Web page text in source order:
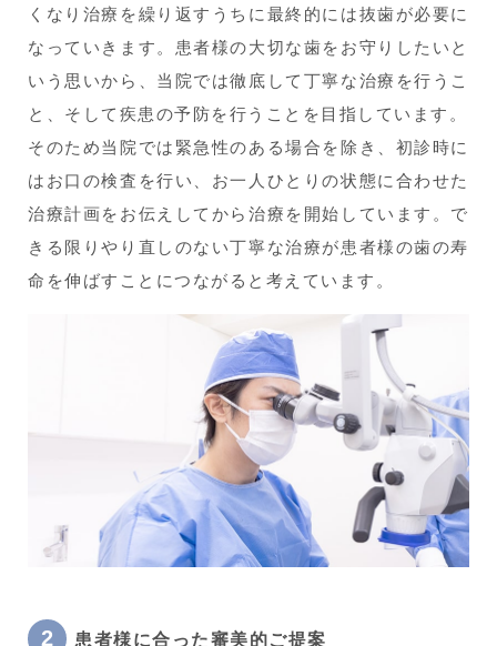
くなり治療を繰り返すうちに最終的には抜歯が必要に
なっていきます。患者様の大切な歯をお守りしたいと
いう思いから、当院では徹底して丁寧な治療を行うこ
と、そして疾患の予防を行うことを目指しています。
そのため当院では緊急性のある場合を除き、初診時に
はお口の検査を行い、お一人ひとりの状態に合わせた
治療計画をお伝えしてから治療を開始しています。で
きる限りやり直しのない丁寧な治療が患者様の歯の寿
命を伸ばすことにつながると考えています。
患者様に合った審美的ご提案